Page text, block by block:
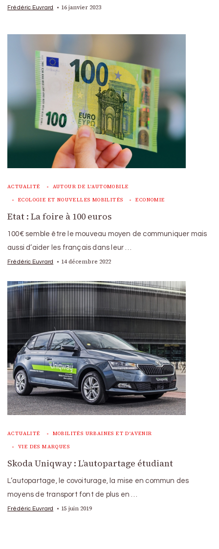
Frédéric Euvrard 16 janvier 2023
ACTUALITÉ AUTOUR DE L'AUTOMOBILE
ECOLOGIE ET NOUVELLES MOBILITÉS ECONOMIE
Etat : La foire à 100 euros
100€ semble être le mouveau moyen de communiquer mais
aussi d’aider les français dans leur …
Frédéric Euvrard 14 décembre 2022
ACTUALITÉ MOBILITÉS URBAINES ET D'AVENIR
VIE DES MARQUES
Skoda Uniqway : L’autopartage étudiant
L’autopartage, le covoiturage, la mise en commun des
moyens de transport font de plus en …
Frédéric Euvrard 15 juin 2019